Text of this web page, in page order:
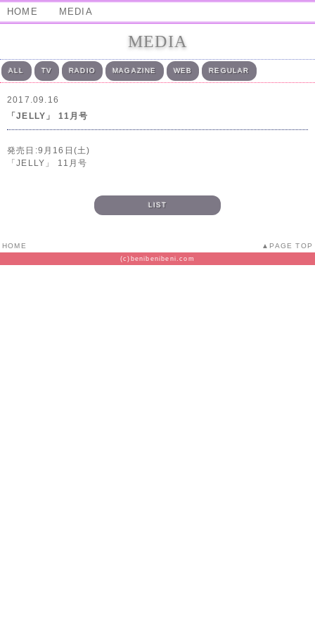
HOME MEDIA
MEDIA
ALL TV RADIO MAGAZINE WEB REGULAR
2017.09.16
「JELLY」 11月号
発売日:9月16日(土)
「JELLY」 11月号
LIST
HOME PAGE TOP
(c)benibenibeni.com